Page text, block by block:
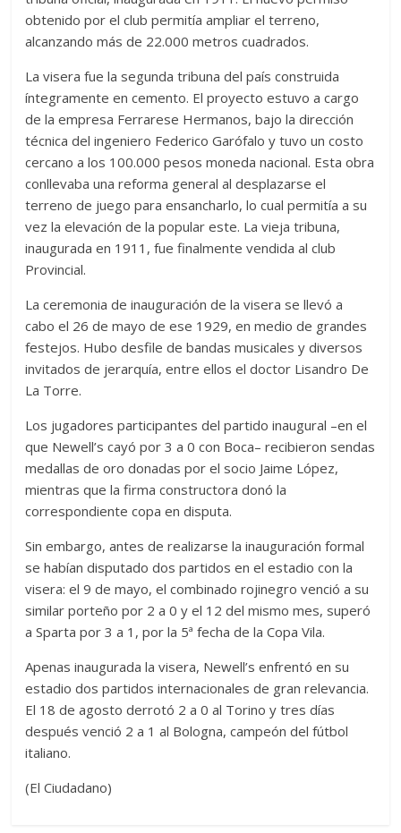
obtenido por el club permitía ampliar el terreno,
alcanzando más de 22.000 metros cuadrados.
La visera fue la segunda tribuna del país construida
íntegramente en cemento. El proyecto estuvo a cargo
de la empresa Ferrarese Hermanos, bajo la dirección
técnica del ingeniero Federico Garófalo y tuvo un costo
cercano a los 100.000 pesos moneda nacional. Esta obra
conllevaba una reforma general al desplazarse el
terreno de juego para ensancharlo, lo cual permitía a su
vez la elevación de la popular este. La vieja tribuna,
inaugurada en 1911, fue finalmente vendida al club
Provincial.
La ceremonia de inauguración de la visera se llevó a
cabo el 26 de mayo de ese 1929, en medio de grandes
festejos. Hubo desfile de bandas musicales y diversos
invitados de jerarquía, entre ellos el doctor Lisandro De
La Torre.
Los jugadores participantes del partido inaugural –en el
que Newell’s cayó por 3 a 0 con Boca– recibieron sendas
medallas de oro donadas por el socio Jaime López,
mientras que la firma constructora donó la
correspondiente copa en disputa.
Sin embargo, antes de realizarse la inauguración formal
se habían disputado dos partidos en el estadio con la
visera: el 9 de mayo, el combinado rojinegro venció a su
similar porteño por 2 a 0 y el 12 del mismo mes, superó
a Sparta por 3 a 1, por la 5ª fecha de la Copa Vila.
Apenas inaugurada la visera, Newell’s enfrentó en su
estadio dos partidos internacionales de gran relevancia.
El 18 de agosto derrotó 2 a 0 al Torino y tres días
después venció 2 a 1 al Bologna, campeón del fútbol
italiano.
(El Ciudadano)